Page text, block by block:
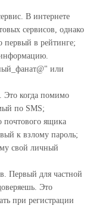
В интернете
сервисов, однако
первый в рейтинге;
или
Это когда помимо
по SMS;
ящика
к взлому пароль;
свой личный
Первый для частной
Это
при регистрации